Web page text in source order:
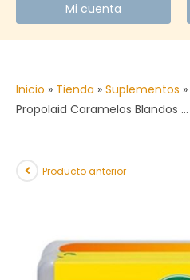
Mi cuenta
Inicio » Tienda » Suplementos »
Propolaid Caramelos Blandos …
Producto anterior